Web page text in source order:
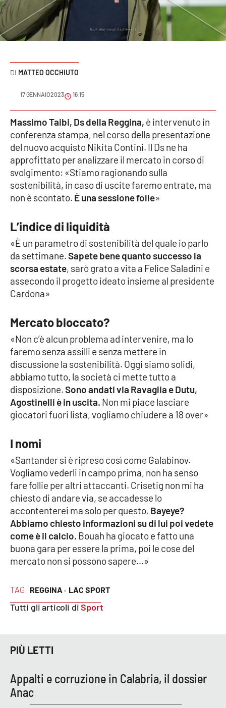
Sanità
Sport
Meteo
Editoriali
VIDEO
Ambiente
Cronaca
Cultura
Economia e Lavoro
Politica
Sanità
Società
Sport
RUBRICHE
Good Morning Vietnam
Parchi Marini Calabria
Leggendo Alvaro insieme
Imprese Di Calabria
Le perfidie di Antonella Grippo
Venti di comunicazione
STREAMING
LaC Network
LaC OnAir
MATTEO OCCHIUTO
17 GENNAIO 2023 16:15
TAG REGGINA · LAC SPORT
Tutti gli articoli diSport
Massimo Taibi, Ds della Reggina, è intervenuto in
conferenza stampa, nel corso della presentazione
del nuovo acquisto Nikita Contini. Il Ds ne ha
approfittato per analizzare il mercato in corso di
svolgimento: «Stiamo ragionando sulla
sostenibilità, in caso di uscite faremo entrate, ma
non è scontato. È una sessione folle»
L’indice di liquidità
«È un parametro di sostenibilità del quale io parlo
da settimane.Sapete bene quanto successo la
scorsa estate, sarò grato a vita a Felice Saladini e
assecondo il progetto ideato insieme al presidente
Cardona»
Mercato bloccato?
«Non c’è alcun problema ad intervenire, ma lo
faremo senza assilli e senza mettere in
discussione la sostenibilità. Oggi siamo solidi,
abbiamo tutto, la società ci mette tutto a
disposizione.Sono andati via Ravaglia e Dutu,
Agostinelli è in uscita. Non mi piace lasciare
giocatori fuori lista, vogliamo chiudere a 18 over»
I nomi
«Santander si è ripreso così come Galabinov.
Vogliamo vederli in campo prima, non ha senso
fare follie per altri attaccanti. Crisetig non mi ha
chiesto di andare via, se accadesse lo
accontenterei ma solo per questo. Bayeye?
Abbiamo chiesto informazioni su di lui poi vedete
come è il calcio. Bouah ha giocato e fatto una
buona gara per essere la prima, poi le cose del
mercato non si possono sapere…»
PIÙ LETTI
Appalti e corruzione in Calabria, il dossier
Anac